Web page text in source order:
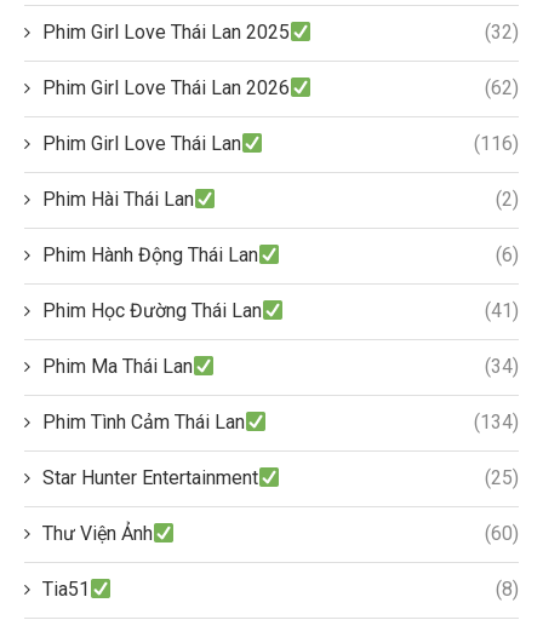
Phim Girl Love Thái Lan 2025 (32)
Phim Girl Love Thái Lan 2026 (62)
Phim Girl Love Thái Lan (116)
Phim Hài Thái Lan (2)
Phim Hành Động Thái Lan (6)
Phim Học Đường Thái Lan (41)
Phim Ma Thái Lan (34)
Phim Tình Cảm Thái Lan (134)
Star Hunter Entertainment (25)
Thư Viện Ảnh (60)
Tia51 (8)